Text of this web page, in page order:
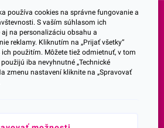
SIETE
používa cookies na správne fungovanie a
S vaším súhlasom ich
na personalizáciu obsahu a
reklamy. Kliknutím na „Prijať všetky“
použitím. Môžete tiež odmietnuť, v tom
iba nevyhnutné „Technické
zmenu nastavení kliknite na „Spravovať